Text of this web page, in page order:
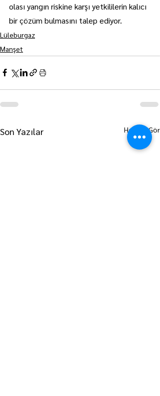
olası yangın riskine karşı yetkililerin kalıcı
bir çözüm bulmasını talep ediyor.
Lüleburgaz
Manşet
Son Yazılar Hepsini Gör